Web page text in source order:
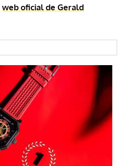
web oficial de Gerald